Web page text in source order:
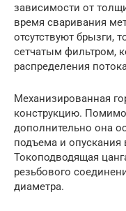
зависимости от
время сваривания
отсутствуют брызги,
сетчатым фильтром,
распределения
Механизированная
конструкцию.
дополнительно она
подъема и опускания
Токоподводящая
резьбового
диаметра.